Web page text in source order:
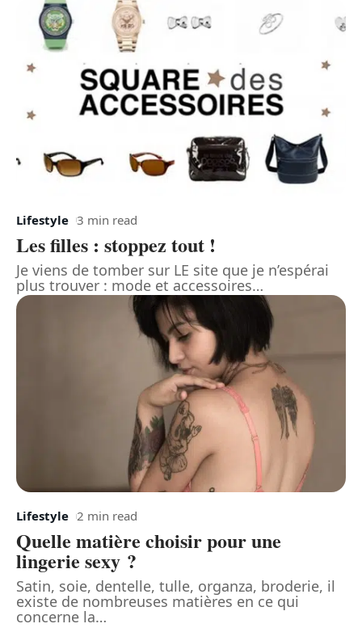
Lifestyle 3 min read
Les filles : stoppez tout !
Je viens de tomber sur LE site que je n’espérai
plus trouver : mode et accessoires…
Lifestyle 2 min read
Quelle matière choisir pour une
lingerie sexy ?
Satin, soie, dentelle, tulle, organza, broderie, il
existe de nombreuses matières en ce qui
concerne la…